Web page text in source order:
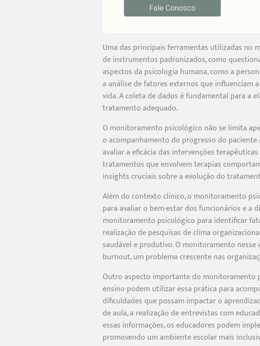
Fale Conosco
Uma das principais ferramentas utilizadas no
de instrumentos padronizados, como
aspectos da psicologia humana, como a
a análise de fatores externos que influenciam
vida. A coleta de dados é fundamental para a
tratamento adequado.
O monitoramento psicológico não se limita
o acompanhamento do progresso do
avaliar a eficácia das intervenções
tratamentos que envolvem terapias
insights cruciais sobre a evolução do
Além do contexto clínico, o monitoramento
para avaliar o bem-estar dos funcionários e a
monitoramento psicológico para identificar
realização de pesquisas de clima
saudável e produtivo. O monitoramento
burnout, um problema crescente nas
Outro aspecto importante do monitoramento
ensino podem utilizar essa prática para
dificuldades que possam impactar o
de aula, a realização de entrevistas com
essas informações, os educadores podem
promovendo um ambiente escolar mais